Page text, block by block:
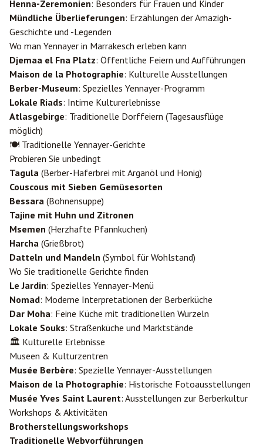
Henna-Zeremonien: Besonders für Frauen und Kinder
Mündliche Überlieferungen: Erzählungen der Amazigh-
Geschichte und -Legenden
Wo man Yennayer in Marrakesch erleben kann
Djemaa el Fna Platz: Öffentliche Feiern und Aufführungen
Maison de la Photographie: Kulturelle Ausstellungen
Berber-Museum: Spezielles Yennayer-Programm
Lokale Riads: Intime Kulturerlebnisse
Atlasgebirge: Traditionelle Dorffeiern (Tagesausflüge
möglich)
🍽️ Traditionelle Yennayer-Gerichte
Probieren Sie unbedingt
Tagula (Berber-Haferbrei mit Arganöl und Honig)
Couscous mit Sieben Gemüsesorten
Bessara (Bohnensuppe)
Tajine mit Huhn und Zitronen
Msemen (Herzhafte Pfannkuchen)
Harcha (Grießbrot)
Datteln und Mandeln (Symbol für Wohlstand)
Wo Sie traditionelle Gerichte finden
Le Jardin: Spezielles Yennayer-Menü
Nomad: Moderne Interpretationen der Berberküche
Dar Moha: Feine Küche mit traditionellen Wurzeln
Lokale Souks: Straßenküche und Marktstände
🏛️ Kulturelle Erlebnisse
Museen & Kulturzentren
Musée Berbère: Spezielle Yennayer-Ausstellungen
Maison de la Photographie: Historische Fotoausstellungen
Musée Yves Saint Laurent: Ausstellungen zur Berberkultur
Workshops & Aktivitäten
Brotherstellungsworkshops
Traditionelle Webvorführungen